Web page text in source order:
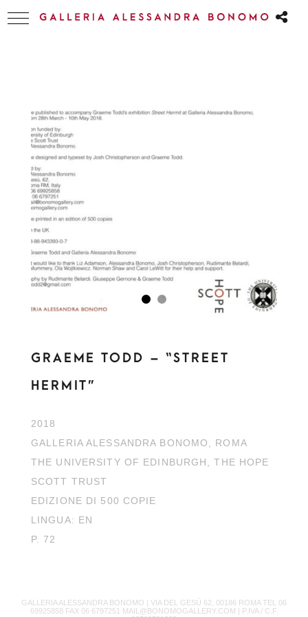
GRAEME TODD – “STREET
HERMIT”
2018
GALLERIA ALESSANDRA BONOMO, ROMA
THE UNIVERSITY OF EDINBURGH, THE HOPE
SCOTT TRUST
EDIZIONE DI 500 COPIE
LINGUA: EN
P. 72
GALLERIA ALESSANDRA BONOMO | VIA DEL GESÙ 62, 00186 ROMA TEL 06
69925858 FAX 06 6797251 MAIL@BONOMOGALLERY.COM | P.IVA / C.F.